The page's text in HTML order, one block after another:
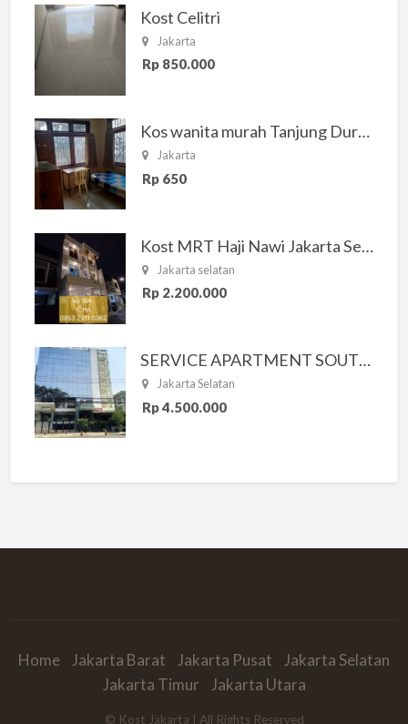
Kost Celitri
Jakarta
Rp 850.000
Kos wanita murah Tanjung Duren Jakarta Barat
Jakarta
Rp 650
Kost MRT Haji Nawi Jakarta Selatan
Jakarta selatan
Rp 2.200.000
SERVICE APARTMENT SOUTH RESIDENCE
Jakarta Selatan
Rp 4.500.000
Home Jakarta Barat Jakarta Pusat
Jakarta Selatan
Jakarta Timur
Jakarta Utara
© Kost Jakarta | All Rights Reserved